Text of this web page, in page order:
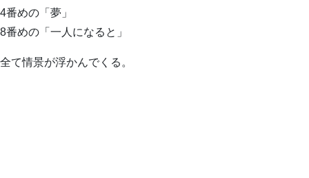
4番めの「夢」
8番めの「一人になると」
全て情景が浮かんでくる。